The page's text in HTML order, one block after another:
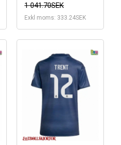
1 041.70SEK
Exkl moms: 333.24SEK